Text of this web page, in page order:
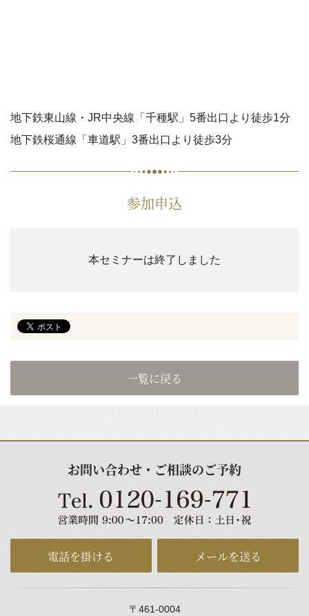
地下鉄東山線・JR中央線「千種駅」5番出口より徒歩1分
地下鉄桜通線「車道駅」3番出口より徒歩3分
参加申込
本セミナーは終了しました
一覧に戻る
お問い合わせ・ご相談のご予約
電話を掛ける メールを送る
〒461-0004